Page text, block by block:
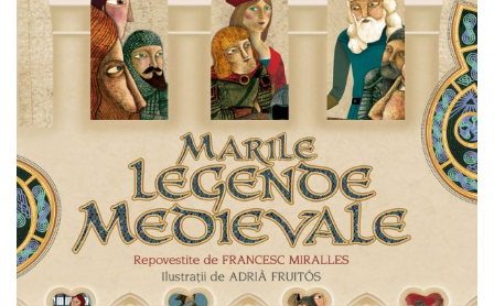
Resurse umane
Vanzari si marketing
Carte scolara
Atlase, dictionare si enciclopedii
Carte prescolara
Carte scolara
Dictionare de limba romana
Ghiduri de conversatie
Invatamant gimnazial
Invatamant primar